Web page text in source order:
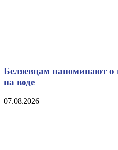
Беляевцам напоминают о
на воде
07.08.2026